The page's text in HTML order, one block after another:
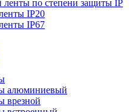
ленты по степени защиты IP
IP20
IP67
алюминиевый
врезной